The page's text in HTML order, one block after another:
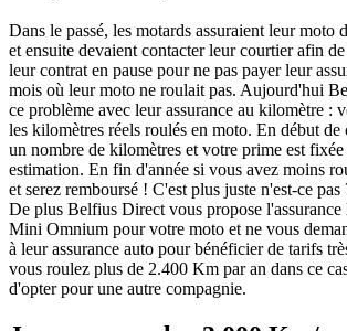
Dans le passé, les motards assuraient leur moto
et ensuite devaient contacter leur courtier afin
leur contrat en pause pour ne pas payer leur
mois où leur moto ne roulait pas. Aujourd'hui
ce problème avec leur assurance au kilomètre :
les kilomètres réels roulés en moto. En début de
un nombre de kilomètres et votre prime est fixée
estimation. En fin d'année si vous avez moins
et serez remboursé ! C'est plus juste n'est-ce pas
De plus Belfius Direct vous propose
Mini Omnium pour votre moto et ne vous
à leur assurance auto pour bénéficier de tarifs
vous roulez plus de 2.400 Km par an dans ce
d'opter pour une autre compagnie.